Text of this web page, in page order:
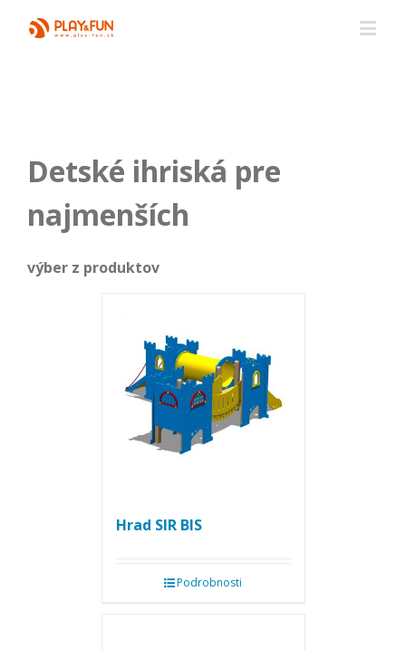
Detské ihriská pre
najmenších
výber z produktov
Hrad SIR BIS
Podrobnosti